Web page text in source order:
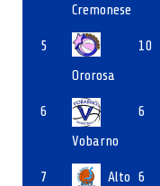
Cremonese
5
Ororosa
10
6
Vobarno
6
7
Alto 6